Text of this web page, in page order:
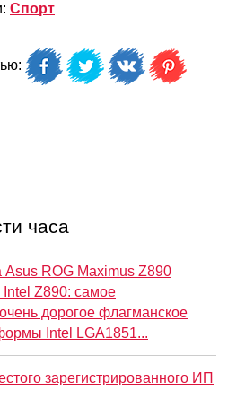
Спорт
часа
Asus ROG Maximus Z890
Intel Z890: самое
дорогое флагманское
Intel LGA1851...
зарегистрированного ИП